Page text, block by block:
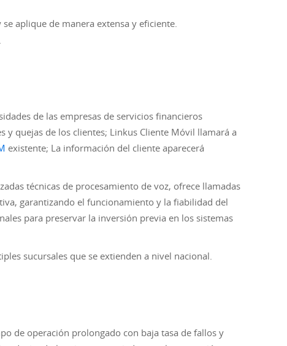
aplique de manera extensa y eficiente.
de las empresas de servicios financieros
y quejas de los clientes; Linkus Cliente Móvil llamará a
existente; La información del cliente aparecerá
técnicas de procesamiento de voz, ofrece llamadas
garantizando el funcionamiento y la fiabilidad del
para preservar la inversión previa en los sistemas
sucursales que se extienden a nivel nacional.
de operación prolongado con baja tasa de fallos y